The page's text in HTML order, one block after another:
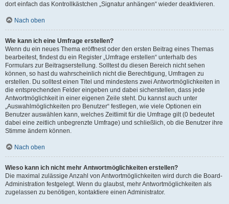
dort einfach das Kontrollkästchen „Signatur anhängen“ wieder deaktivieren.
Nach oben
Wie kann ich eine Umfrage erstellen?
Wenn du ein neues Thema eröffnest oder den ersten Beitrag eines Themas
bearbeitest, findest du ein Register „Umfrage erstellen“ unterhalb des
Formulars zur Beitragserstellung. Solltest du diesen Bereich nicht sehen
können, so hast du wahrscheinlich nicht die Berechtigung, Umfragen zu
erstellen. Du solltest einen Titel und mindestens zwei Antwortmöglichkeiten in
die entsprechenden Felder eingeben und dabei sicherstellen, dass jede
Antwortmöglichkeit in einer eigenen Zeile steht. Du kannst auch unter
„Auswahlmöglichkeiten pro Benutzer“ festlegen, wie viele Optionen ein
Benutzer auswählen kann, welches Zeitlimit für die Umfrage gilt (0 bedeutet
dabei eine zeitlich unbegrenzte Umfrage) und schließlich, ob die Benutzer ihre
Stimme ändern können.
Nach oben
Wieso kann ich nicht mehr Antwortmöglichkeiten erstellen?
Die maximal zulässige Anzahl von Antwortmöglichkeiten wird durch die Board-
Administration festgelegt. Wenn du glaubst, mehr Antwortmöglichkeiten als
zugelassen zu benötigen, kontaktiere einen Administrator.